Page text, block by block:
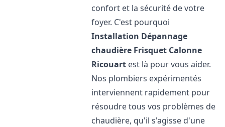
confort et la sécurité de votre
foyer. C'est pourquoi
Installation Dépannage
chaudière Frisquet Calonne
Ricouart est là pour vous aider.
Nos plombiers expérimentés
interviennent rapidement pour
résoudre tous vos problèmes de
chaudière, qu'il s'agisse d'une